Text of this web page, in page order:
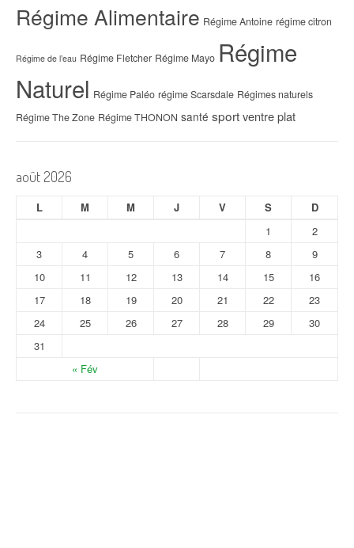
Régime Alimentaire Régime Antoine régime citron
Régime de l’eau Régime Fletcher Régime Mayo Régime
Naturel Régime Paléo régime Scarsdale Régimes naturels
Régime The Zone Régime THONON santé sportventre plat
août 2026
L M M J V S D
« Fév
1
2
3
4 5 6 7 8
9
10
11 12 13 14 15
16
17
18 19 20 21 22
23
24
25 26 27 28 29
30
31